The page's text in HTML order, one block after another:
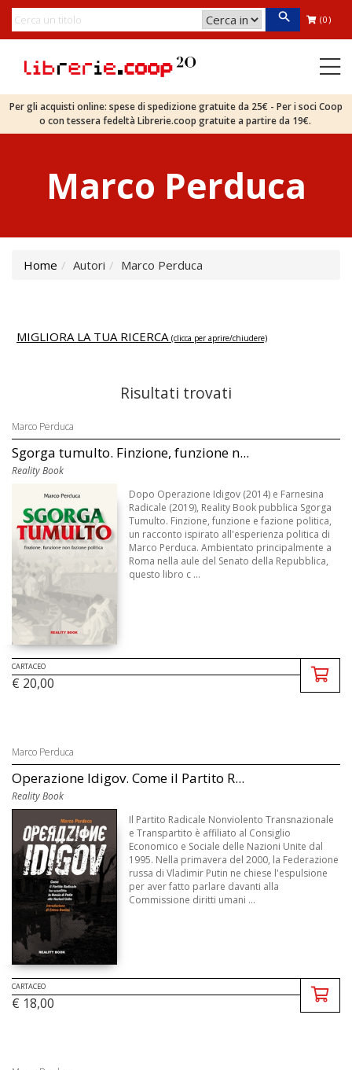
(0)
Per gli acquisti online: spese di spedizione gratuite da 25€ - Per i soci Coop
o con tessera fedeltà Librerie.coop gratuite a partire da 19€.
Marco Perduca
Home Autori Marco Perduca
MIGLIORA LA TUA RICERCA (clicca per aprire/chiudere)
Risultati trovati
Marco Perduca
Sgorga tumulto. Finzione, funzione n...
Reality Book
Dopo Operazione Idigov (2014) e Farnesina
Radicale (2019), Reality Book pubblica Sgorga
Tumulto. Finzione, funzione e fazione politica,
un racconto ispirato all'esperienza politica di
Marco Perduca. Ambientato principalmente a
Roma nella aule del Senato della Repubblica,
questo libro c ...
CARTACEO
€ 20,00
Marco Perduca
Operazione Idigov. Come il Partito R...
Reality Book
Il Partito Radicale Nonviolento Transnazionale
e Transpartito è affiliato al Consiglio
Economico e Sociale delle Nazioni Unite dal
1995. Nella primavera del 2000, la Federazione
russa di Vladimir Putin ne chiese l'espulsione
per aver fatto parlare davanti alla
Commissione diritti umani ...
CARTACEO
€ 18,00